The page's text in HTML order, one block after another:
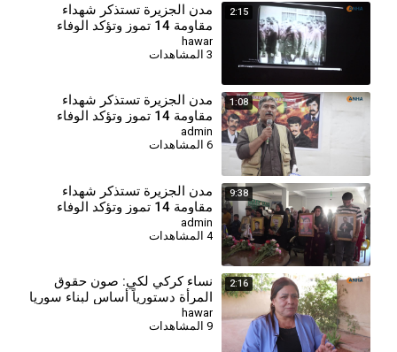
2:15
مدن الجزيرة تستذكر شهداء
مقاومة 14 تموز وتؤكد الوفاء
لتضحياتهم
hawar
1:08
مدن الجزيرة تستذكر شهداء
مقاومة 14 تموز وتؤكد الوفاء
لتضحياتهم-درباسية
admin
6 المشاهدات
9:38
⁣مدن الجزيرة تستذكر شهداء
مقاومة 14 تموز وتؤكد الوفاء
لتضحياتهم-جل اغا
admin
4 المشاهدات
2:16
نساء كركي لكي: صون حقوق
المرأة دستورياً أساس لبناء سوريا
ديمقراطية
hawar